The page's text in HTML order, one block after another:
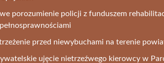
porozumienie policji z funduszem
przed niewybuchami na terenie
ujęcie nietrzeźwego kierowcy w